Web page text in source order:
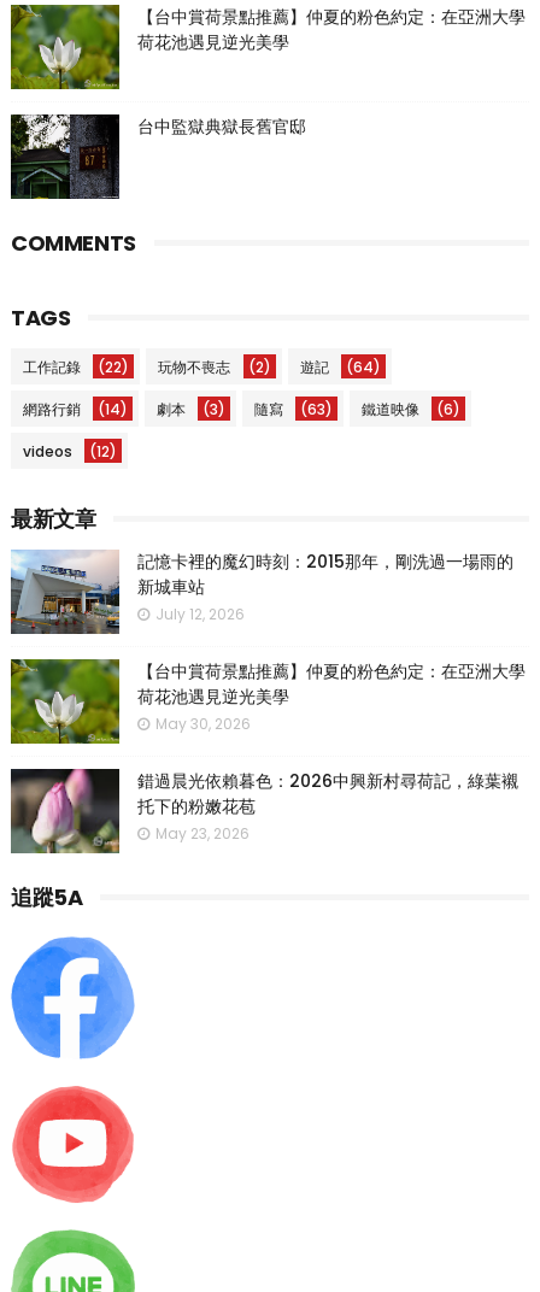
【台中賞荷景點推薦】仲夏的粉色約定：在亞洲大學
荷花池遇見逆光美學
台中監獄典獄長舊官邸
COMMENTS
TAGS
工作記錄 (22) 玩物不喪志 (2) 遊記 (64)
網路行銷 (14) 劇本 (3) 隨寫 (63) 鐵道映像 (6)
videos (12)
最新文章
記憶卡裡的魔幻時刻：2015那年，剛洗過一場雨的
新城車站
July 12, 2026
【台中賞荷景點推薦】仲夏的粉色約定：在亞洲大學
荷花池遇見逆光美學
May 30, 2026
錯過晨光依賴暮色：2026中興新村尋荷記，綠葉襯
托下的粉嫩花苞
May 23, 2026
追蹤5A